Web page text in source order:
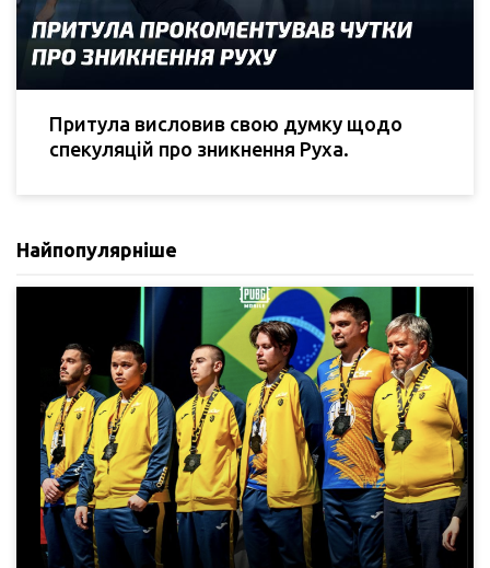
Притула висловив свою думку щодо
спекуляцій про зникнення Руха.
Найпопулярніше